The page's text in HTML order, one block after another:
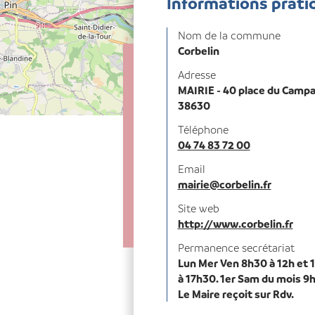
Nom de la commune
Corbelin
Adresse
MAIRIE - 40 place du
38630
Téléphone
04 74 83 72 00
Email
mairie@corbelin.fr
Site web
http://www.corbelin.fr
Permanence secrétariat
Lun Mer Ven 8h30 à 12h et
à 17h30. 1er Sam du mois
Le Maire reçoit sur Rdv.